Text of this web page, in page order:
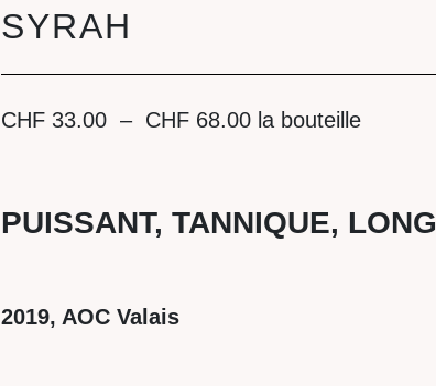
SYRAH
CHF33.00 – CHF68.00Plage
CHF 33.00
la bouteille
PUISSANT, TANNIQUE, LONG
2019, AOC Valais